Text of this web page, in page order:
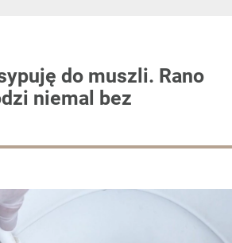
do muszli. Rano
niemal bez